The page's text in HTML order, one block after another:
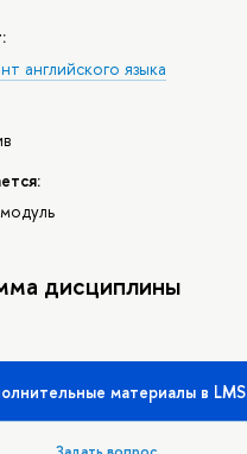
английского языка
дисциплины
материалы в LMS